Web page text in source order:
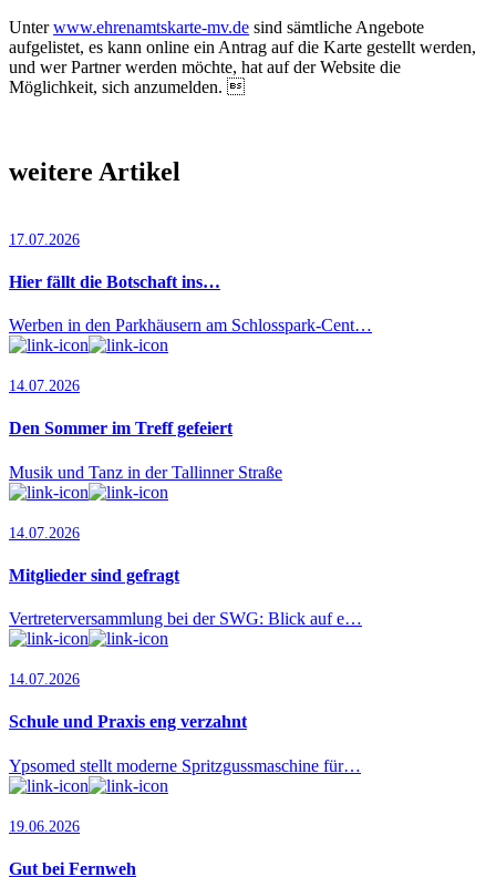
Unterwww.ehrenamtskarte-mv.de sind sämtliche Angebote
aufgelis­tet, es kann online ein Antrag auf die Karte gestellt werden,
und wer Partner werden möchte, hat auf der Website die
Möglichkeit, sich anzumelden. 
weitere Artikel
17.07.2026
Hier fällt die Botschaft ins…
Werben in den Parkhäusern am Schlosspark-Cent…
14.07.2026
Den Sommer im Treff gefeiert
Musik und Tanz in der Tallinner Straße
14.07.2026
Mitglieder sind gefragt
Vertreterversammlung bei der SWG: Blick auf e…
14.07.2026
Schule und Praxis eng verzahnt
Ypsomed stellt moderne Spritzgussmaschine für…
19.06.2026
Gut bei Fernweh